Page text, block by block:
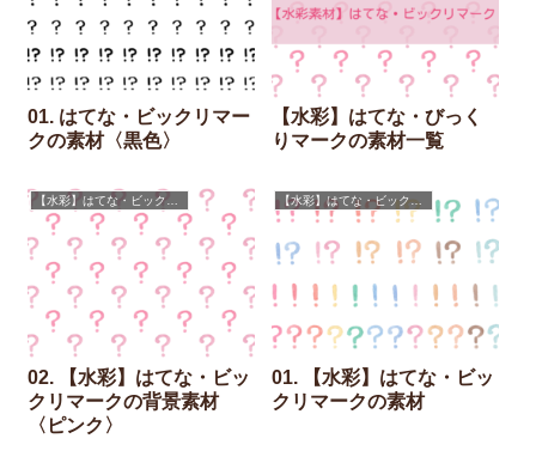
01. はてな・ビックリマー
クの素材〈黒色〉
【水彩】はてな・びっく
りマークの素材一覧
02. 【水彩】はてな・ビッ
クリマークの背景素材
〈ピンク〉
【水彩】はてな・ビックリマーク
01. 【水彩】はてな・ビッ
クリマークの素材